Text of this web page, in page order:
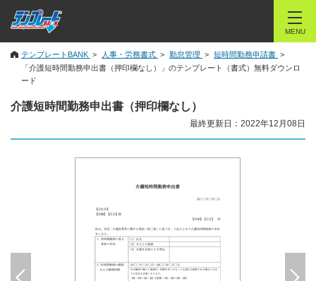
MENU
テンプレートBANK 人事・労務書式 勤怠管理
短時間勤務申請書
「介護短時間勤務申出書（押印欄なし）」のテンプレート（書式）無料ダウンロ
ード
介護短時間勤務申出書（押印欄なし）
最終更新日：2022年12月08日